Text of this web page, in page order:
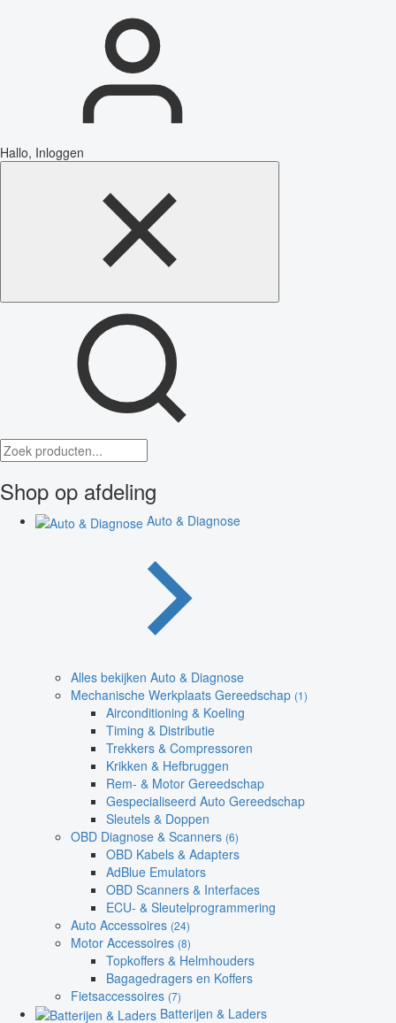
Hallo, Inloggen
Shop op afdeling
Auto & Diagnose
Alles bekijken Auto & Diagnose
Mechanische Werkplaats Gereedschap (1)
Airconditioning & Koeling
Timing & Distributie
Trekkers & Compressoren
Krikken & Hefbruggen
Rem- & Motor Gereedschap
Gespecialiseerd Auto Gereedschap
Sleutels & Doppen
OBD Diagnose & Scanners (6)
OBD Kabels & Adapters
AdBlue Emulators
OBD Scanners & Interfaces
ECU- & Sleutelprogrammering
Auto Accessoires (24)
Motor Accessoires (8)
Topkoffers & Helmhouders
Bagagedragers en Koffers
Fietsaccessoires (7)
Batterijen & Laders